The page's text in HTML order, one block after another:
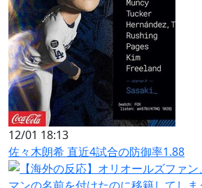
12/01 18:13
佐々木朗希 直近4試合の防御率1.88